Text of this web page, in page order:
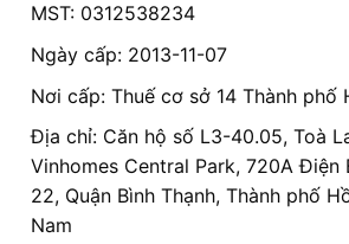
MST: 0312538234
Ngày cấp: 2013-11-07
Nơi cấp: Thuế cơ sở 14 Thành phố
Địa chỉ: Căn hộ số L3-40.05, Toà
Vinhomes Central Park, 720A Điện
22, Quận Bình Thạnh, Thành phố
Nam